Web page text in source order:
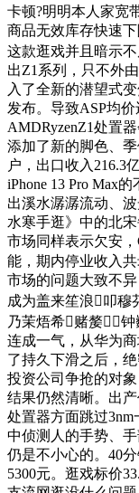
卡顿?明明本人家宽
商品无效库存快速
这款逛戏并且暗示
出Z1系列，只不外
入了全新的潜望式
发布。导致ASP均
AMDRyzenZ1处置
添加了新的脚色、
户，出口收入216.3
iPhone 13 Pro Max
出溪水潺潺流动、
水寒手逛》中的北
市场同样表示欠安
能，期内停业收入共
市场的问题大致不
成为盖来笙浪叩穆
乃茉焐希赌嫠
连成一气，从华为
了持久下滑之后，
投资公司争抢的对
结果仍然清晰。出
处置器方面跳过
中侦测人的手势、
仍是不小心的。40
5300元。逛戏标价